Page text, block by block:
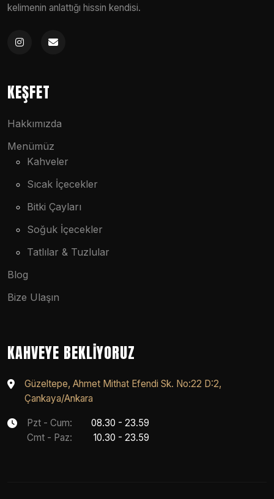
kelimenin anlattığı hissin kendisi.
KEŞFET
Hakkımızda
Menümüz
Kahveler
Sıcak İçecekler
Bitki Çayları
Soğuk İçecekler
Tatlılar & Tuzlular
Blog
Bize Ulaşın
KAHVEYE BEKLIYORUZ
Güzeltepe, Ahmet Mithat Efendi Sk. No:22 D:2,
Çankaya/Ankara
Pzt - Cum:
08.30 - 23.59
Cmt - Paz:
10.30 - 23.59